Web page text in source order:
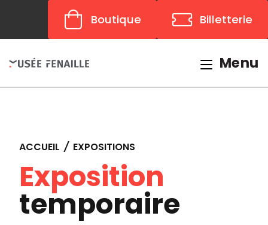
Panneau de gestion des cookies
Boutique Billetterie
Menu
ACCUEIL / EXPOSITIONS
Exposition
temporaire